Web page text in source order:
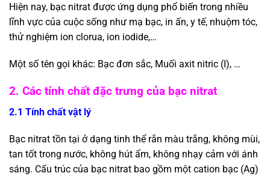
Hiện nay, bạc nitrat được ứng dụng phổ biến trong nhiều
lĩnh vực của cuộc sống như mạ bạc, in ấn, y tế, nhuộm tóc,
thử nghiệm ion clorua, ion iodide,…
Một số tên gọi khác: Bạc đơn sắc, Muối axit nitric (I), …
2. Các tính chất đặc trưng của bạc nitrat
2.1 Tính chất vật lý
Bạc nitrat tồn tại ở dạng tinh thể rắn màu trắng, không mùi,
tan tốt trong nước, không hút ẩm, không nhạy cảm với ánh
sáng. Cấu trúc của bạc nitrat bao gồm một cation bạc (Ag)